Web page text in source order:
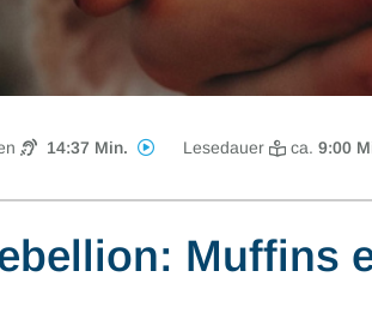
14:37 Min. Lesedauer ca. 9:00
Muffins